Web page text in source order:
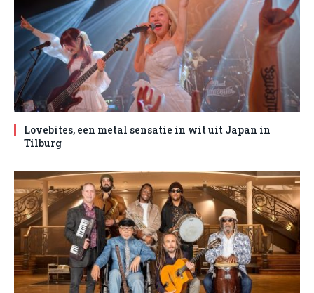
Lovebites, een metal sensatie in wit uit Japan in
Tilburg